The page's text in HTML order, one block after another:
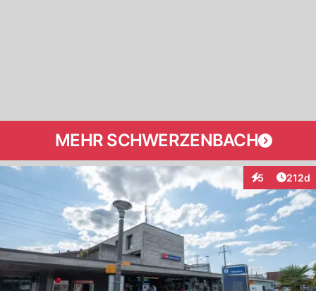
MEHR SCHWERZENBACH
5
Interaktionen
212d